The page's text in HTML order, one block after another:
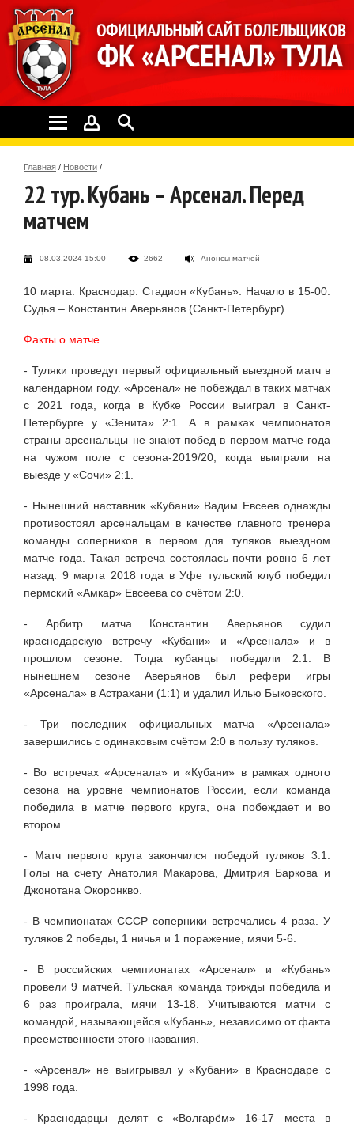
Главная / Новости /
22 тур. Кубань – Арсенал. Перед
матчем
08.03.2024 15:00 2662 Анонсы матчей
10 марта. Краснодар. Стадион «Кубань». Начало в 15-00.
Судья – Константин Аверьянов (Санкт-Петербург)
Факты о матче
- Туляки проведут первый официальный выездной матч в
календарном году. «Арсенал» не побеждал в таких матчах
с 2021 года, когда в Кубке России выиграл в Санкт-
Петербурге у «Зенита» 2:1. А в рамках чемпионатов
страны арсенальцы не знают побед в первом матче года
на чужом поле с сезона-2019/20, когда выиграли на
выезде у «Сочи» 2:1.
- Нынешний наставник «Кубани» Вадим Евсеев однажды
противостоял арсенальцам в качестве главного тренера
команды соперников в первом для туляков выездном
матче года. Такая встреча состоялась почти ровно 6 лет
назад. 9 марта 2018 года в Уфе тульский клуб победил
пермский «Амкар» Евсеева со счётом 2:0.
- Арбитр матча Константин Аверьянов судил
краснодарскую встречу «Кубани» и «Арсенала» и в
прошлом сезоне. Тогда кубанцы победили 2:1. В
нынешнем сезоне Аверьянов был рефери игры
«Арсенала» в Астрахани (1:1) и удалил Илью Быковского.
- Три последних официальных матча «Арсенала»
завершились с одинаковым счётом 2:0 в пользу туляков.
- Во встречах «Арсенала» и «Кубани» в рамках одного
сезона на уровне чемпионатов России, если команда
победила в матче первого круга, она побеждает и во
втором.
- Матч первого круга закончился победой туляков 3:1.
Голы на счету Анатолия Макарова, Дмитрия Баркова и
Джонотана Окоронкво.
- В чемпионатах СССР соперники встречались 4 раза. У
туляков 2 победы, 1 ничья и 1 поражение, мячи 5-6.
- В российских чемпионатах «Арсенал» и «Кубань»
провели 9 матчей. Тульская команда трижды победила и
6 раз проиграла, мячи 13-18. Учитываются матчи с
командой, называющейся «Кубань», независимо от факта
преемственности этого названия.
- «Арсенал» не выигрывал у «Кубани» в Краснодаре с
1998 года.
- Краснодарцы делят с «Волгарём» 16-17 места в